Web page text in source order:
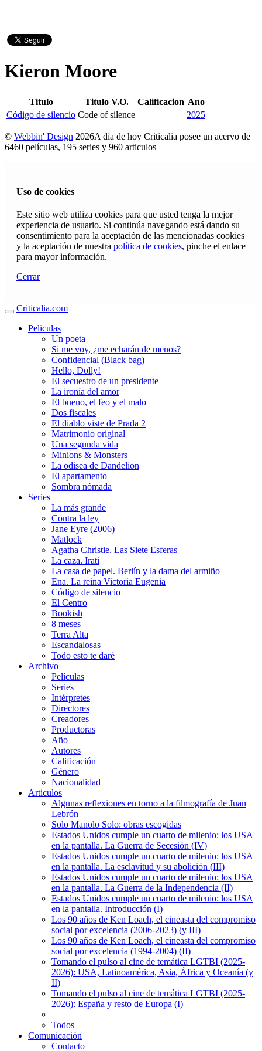
Kieron Moore
Titulo Titulo V.O. Calificacion Ano
Código de silencio Code of silence 2025
© Webbin' Design 2026A día de hoy Criticalia posee un acervo de
6460 películas, 195 series y 960 articulos
Uso de cookies
Este sitio web utiliza cookies para que usted tenga la mejor
experiencia de usuario. Si continúa navegando está dando su
consentimiento para la aceptación de las mencionadas cookies
y la aceptación de nuestra política de cookies, pinche el enlace
para mayor información.
Cerrar
Criticalia.com
Peliculas
Un poeta
Si me voy, ¿me echarán de menos?
Confidencial (Black bag)
Hello, Dolly!
El secuestro de un presidente
La ironía del amor
El bueno, el feo y el malo
Dos fiscales
El diablo viste de Prada 2
Matrimonio original
Una segunda vida
Minions & Monsters
La odisea de Dandelion
El apartamento
Sombra nómada
Series
La más grande
Contra la ley
Jane Eyre (2006)
Matlock
Agatha Christie. Las Siete Esferas
La caza. Irati
La casa de papel. Berlín y la dama del armiño
Ena. La reina Victoria Eugenia
Código de silencio
El Centro
Bookish
8 meses
Terra Alta
Escandalosas
Todo esto te daré
Archivo
Películas
Series
Intérpretes
Directores
Creadores
Productoras
Año
Autores
Calificación
Género
Nacionalidad
Articulos
Algunas reflexiones en torno a la filmografía de Juan
Lebrón
Solo Manolo Solo: obras escogidas
Estados Unidos cumple un cuarto de milenio: los USA
en la pantalla. La Guerra de Secesión (IV)
Estados Unidos cumple un cuarto de milenio: los USA
en la pantalla. La esclavitud y su abolición (III)
Estados Unidos cumple un cuarto de milenio: los USA
en la pantalla. La Guerra de la Independencia (II)
Estados Unidos cumple un cuarto de milenio: los USA
en la pantalla. Introducción (I)
Los 90 años de Ken Loach, el cineasta del compromiso
social por excelencia (2006-2023) (y III)
Los 90 años de Ken Loach, el cineasta del compromiso
social por excelencia (1994-2004) (II)
Tomando el pulso al cine de temática LGTBI (2025-
2026): USA, Latinoamérica, Asia, África y Oceanía (y
II)
Tomando el pulso al cine de temática LGTBI (2025-
2026): España y resto de Europa (I)
Todos
Comunicación
Contacto